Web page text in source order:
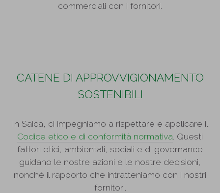
commerciali con i fornitori.
CATENE DI APPROVVIGIONAMENTO
SOSTENIBILI
In Saica, ci impegniamo a rispettare e applicare il
Codice etico e di conformità normativa . Questi
fattori etici, ambientali, sociali e di governance
guidano le nostre azioni e le nostre decisioni,
nonché il rapporto che intratteniamo con i nostri
fornitori.